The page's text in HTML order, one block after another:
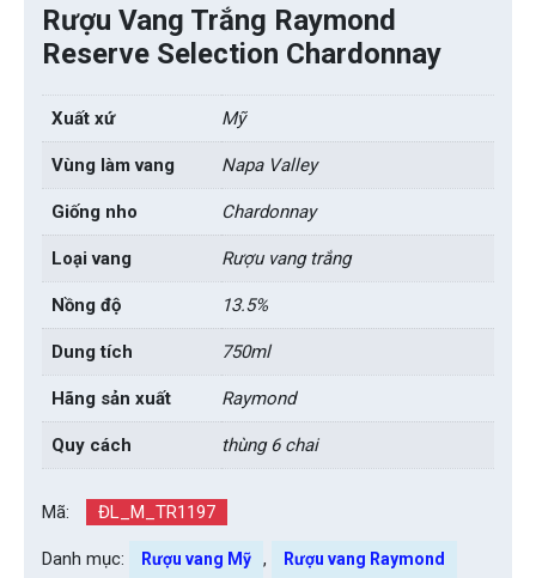
Rượu Vang Trắng Raymond
Reserve Selection Chardonnay
Xuất xứ Mỹ
Vùng làm vang Napa Valley
Giống nho Chardonnay
Loại vang Rượu vang trắng
Nồng độ 13.5%
Dung tích 750ml
Hãng sản xuất Raymond
Quy cách thùng 6 chai
Mã: ĐL_M_TR1197
Danh mục: Rượu vang Mỹ , Rượu vang Raymond